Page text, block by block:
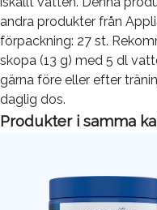
andra produkter från
förpackning: 27 st.
skopa (13 g) med 5 dl
gärna före eller efter
daglig dos.
Produkter i samma